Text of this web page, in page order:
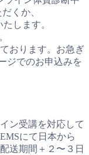
くか、
します。
おります。お急ぎ
ジでのお申込みを
ン受講を対応して
にて日本から
送期間＋２〜３日